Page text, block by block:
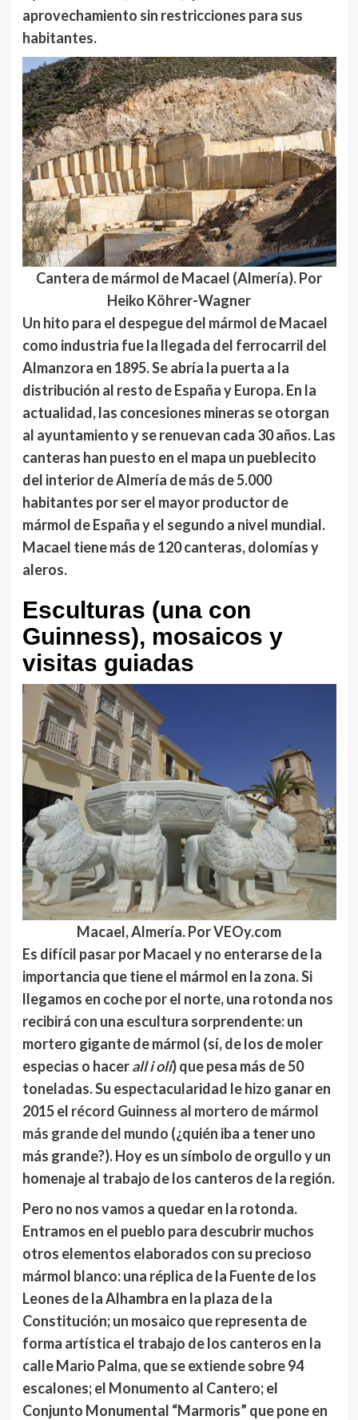
aprovechamiento sin restricciones para sus
habitantes.
Cantera de mármol de Macael (Almería). Por
Heiko Köhrer-Wagner
Un hito para el despegue del mármol de Macael
como industria fue la llegada del ferrocarril del
Almanzora en 1895. Se abría la puerta a la
distribución al resto de España y Europa. En la
actualidad, las concesiones mineras se otorgan
al ayuntamiento y se renuevan cada 30 años. Las
canteras han puesto en el mapa un pueblecito
del interior de Almería de más de 5.000
habitantes por ser el mayor productor de
mármol de España y el segundo a nivel mundial.
Macael tiene más de 120 canteras, dolomías y
aleros.
Esculturas (una con
Guinness), mosaicos y
visitas guiadas
Macael, Almería. Por VEOy.com
Es difícil pasar por Macael y no enterarse de la
importancia que tiene el mármol en la zona. Si
llegamos en coche por el norte, una rotonda nos
recibirá con una escultura sorprendente:un
mortero gigante de mármol (sí, de los de moler
especias o hacerall i oli) que pesa más de 50
toneladas. Su espectacularidad le hizo ganar en
2015 el récord Guinness al mortero de mármol
más grande del mundo (¿quién iba a tener uno
más grande?). Hoy es un símbolo de orgullo y un
homenaje al trabajo de los canteros de la región.
Pero no nos vamos a quedar en la rotonda.
Entramos en el pueblo para descubrir muchos
otros elementos elaborados con su precioso
mármol blanco: una réplica de la Fuente de los
Leones de la Alhambra en la plaza de la
Constitución; un mosaico que representa de
forma artística el trabajo de los canteros en la
calle Mario Palma, que se extiende sobre 94
escalones; el Monumento al Cantero; el
Conjunto Monumental “Marmoris” que pone en